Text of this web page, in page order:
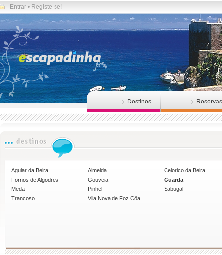
Entrar • Registe-se!
Destinos Reservas
Aguiar da Beira Almeida
Celorico da Beira
Fornos de Algodres
Gouveia
Guarda
Meda
Pinhel
Sabugal
Trancoso
Vila Nova de Foz Côa